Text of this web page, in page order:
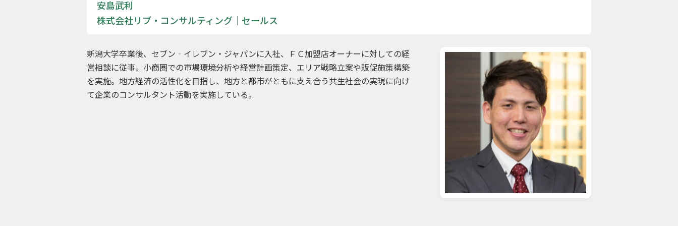
安島武利
株式会社リブ・コンサルティング｜セールス
新潟大学卒業後、セブン‐イレブン・ジャパンに入社、ＦＣ加盟店オーナーに対しての経
営相談に従事。小商圏での市場環境分析や経営計画策定、エリア戦略立案や販促施策構築
を実施。地方経済の活性化を目指し、地方と都市がともに支え合う共生社会の実現に向け
て企業のコンサルタント活動を実施している。